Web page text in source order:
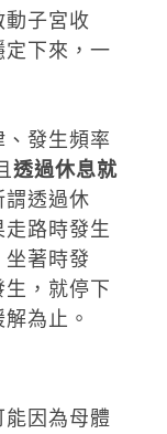
動子宮收
下來，一
發生頻率
透過休息就
謂透過休
路時發生
坐著時發
，就停下
為止。
因為母體